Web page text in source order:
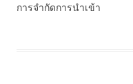
การจำกัดการนำเข้า